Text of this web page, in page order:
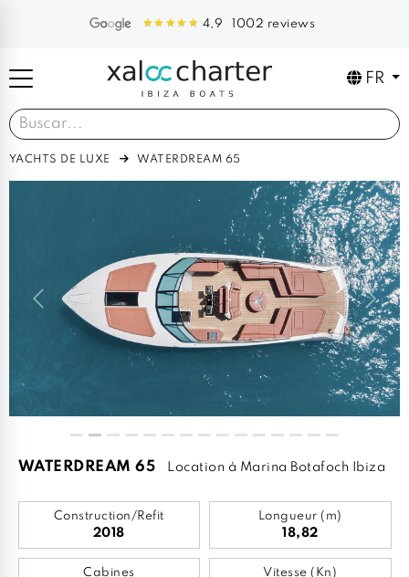
4,9 1002 reviews
FR
YACHTS DE LUXE WATERDREAM 65
Previous Next
WATERDREAM 65 Location à Marina Botafoch Ibiza
Construction/Refit
2018
Longueur (m)
18,82
Cabines Vitesse (Kn)